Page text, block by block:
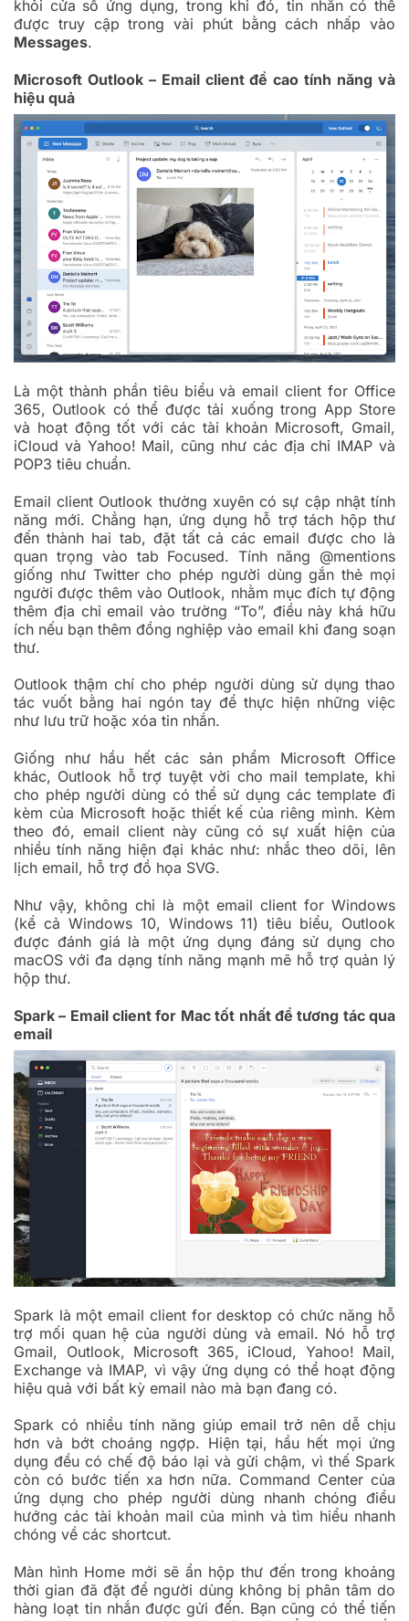
khỏi cửa sổ ứng dụng, trong khi đó, tin nhắn có thể
được truy cập trong vài phút bằng cách nhấp vào
Messages.
Microsoft Outlook – Email client đề cao tính năng và
hiệu quả
Là một thành phần tiêu biểu và email client for Office
365, Outlook có thể được tải xuống trong App Store
và hoạt động tốt với các tài khoản Microsoft, Gmail,
iCloud và Yahoo! Mail, cũng như các địa chỉ IMAP và
POP3 tiêu chuẩn.
Email client Outlook thường xuyên có sự cập nhật tính
năng mới. Chẳng hạn, ứng dụng hỗ trợ tách hộp thư
đến thành hai tab, đặt tất cả các email được cho là
quan trọng vào tab Focused. Tính năng @mentions
giống như Twitter cho phép người dùng gắn thẻ mọi
người được thêm vào Outlook, nhằm mục đích tự động
thêm địa chỉ email vào trường “To”, điều này khá hữu
ích nếu bạn thêm đồng nghiệp vào email khi đang soạn
thư.
Outlook thậm chí cho phép người dùng sử dụng thao
tác vuốt bằng hai ngón tay để thực hiện những việc
như lưu trữ hoặc xóa tin nhắn.
Giống như hầu hết các sản phẩm Microsoft Office
khác, Outlook hỗ trợ tuyệt vời cho mail template, khi
cho phép người dùng có thể sử dụng các template đi
kèm của Microsoft hoặc thiết kế của riêng mình. Kèm
theo đó, email client này cũng có sự xuất hiện của
nhiều tính năng hiện đại khác như: nhắc theo dõi, lên
lịch email, hỗ trợ đồ họa SVG.
Như vậy, không chỉ là một email client for Windows
(kể cả Windows 10, Windows 11) tiêu biểu, Outlook
được đánh giá là một ứng dụng đáng sử dụng cho
macOS với đa dạng tính năng mạnh mẽ hỗ trợ quản lý
hộp thư.
Spark – Email client for Mac tốt nhất để tương tác qua
email
Spark là một email client for desktop có chức năng hỗ
trợ mối quan hệ của người dùng và email. Nó hỗ trợ
Gmail, Outlook, Microsoft 365, iCloud, Yahoo! Mail,
Exchange và IMAP, vì vậy ứng dụng có thể hoạt động
hiệu quả với bất kỳ email nào mà bạn đang có.
Spark có nhiều tính năng giúp email trở nên dễ chịu
hơn và bớt choáng ngợp. Hiện tại, hầu hết mọi ứng
dụng đều có chế độ báo lại và gửi chậm, vì thế Spark
còn có bước tiến xa hơn nữa. Command Center của
ứng dụng cho phép người dùng nhanh chóng điều
hướng các tài khoản mail của mình và tìm hiểu nhanh
chóng về các shortcut.
Màn hình Home mới sẽ ẩn hộp thư đến trong khoảng
thời gian đã đặt để người dùng không bị phân tâm do
hàng loạt tin nhắn được gửi đến. Bạn cũng có thể tiến